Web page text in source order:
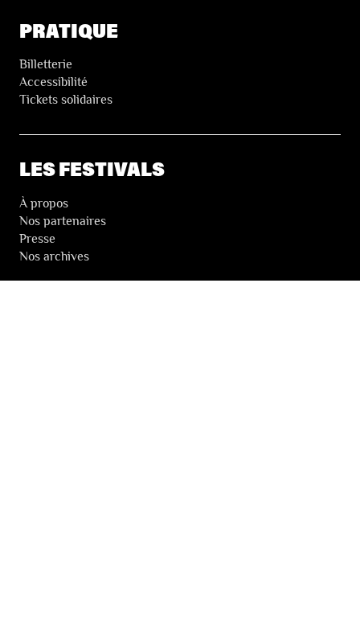
PRATIQUE
Billetterie
Accessibilité
Tickets solidaires
LES FESTIVALS
À propos
Nos partenaires
Presse
Nos archives